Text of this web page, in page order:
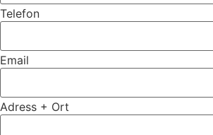
Telefon
Email
Adress + Ort